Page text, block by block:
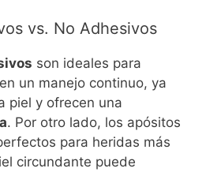
vs. No Adhesivos
son ideales para
un manejo continuo, ya
piel y ofrecen una
. Por otro lado, los apósitos
para heridas más
circundante puede